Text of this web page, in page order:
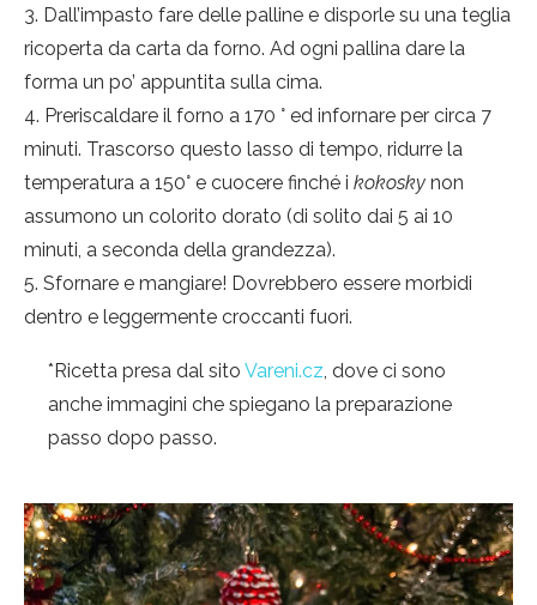
Dall’impasto fare delle palline e disporle su una teglia
ricoperta da carta da forno. Ad ogni pallina dare la
forma un po’ appuntita sulla cima.
Preriscaldare il forno a 170 ° ed infornare per circa 7
minuti. Trascorso questo lasso di tempo, ridurre la
temperatura a 150° e cuocere finché i kokosky non
assumono un colorito dorato (di solito dai 5 ai 10
minuti, a seconda della grandezza).
Sfornare e mangiare! Dovrebbero essere morbidi
dentro e leggermente croccanti fuori.
*Ricetta presa dal sito Vareni.cz , dove ci sono
anche immagini che spiegano la preparazione
passo dopo passo.